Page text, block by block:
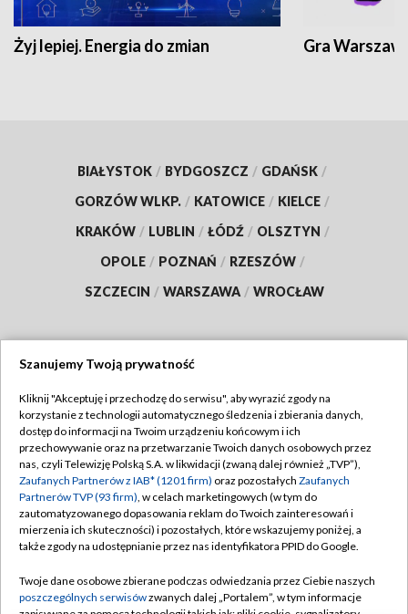
Żyj lepiej. Energia do zmian Gra
BIAŁYSTOK / BYDGOSZCZ / GDAŃSK /
GORZÓW WLKP. / KATOWICE / KIELCE /
KRAKÓW / LUBLIN / ŁÓDŹ / OLSZTYN /
OPOLE / POZNAŃ / RZESZÓW /
SZCZECIN / WARSZAWA / WROCŁAW
TVP
Abonament TVP
Emisja w TVP
Centrum informacji TVP
Naziemna Telewizja Cyfrowa
Rada Programowa
Regulamin TVP
Polityka prywatności
Moje zgody
Pomoc
Kontakt
Szanujemy Twoją prywatność
Kliknij "Akceptuję i przechodzę do serwisu", aby wyrazić zgody na
korzystanie z technologii automatycznego śledzenia i zbierania danych,
dostęp do informacji na Twoim urządzeniu końcowym i ich
przechowywanie oraz na przetwarzanie Twoich danych osobowych przez
nas, czyli Telewizję Polską S.A. w likwidacji (zwaną dalej również „TVP”),
Zaufanych Partnerów z IAB* (1201 firm) oraz pozostałych Zaufanych
Partnerów TVP (93 firm), w celach marketingowych (w tym do
zautomatyzowanego dopasowania reklam do Twoich zainteresowań i
mierzenia ich skuteczności) i pozostałych, które wskazujemy poniżej, a
także zgody na udostępnianie przez nas identyfikatora PPID do Google.
Twoje dane osobowe zbierane podczas odwiedzania przez Ciebie naszych
poszczególnych serwisówzwanych dalej „Portalem”, w tym informacje